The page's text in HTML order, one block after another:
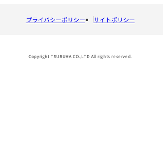
プライバシーポリシー サイトポリシー
Copyright TSURUHA CO.,LTD All rights reserved.